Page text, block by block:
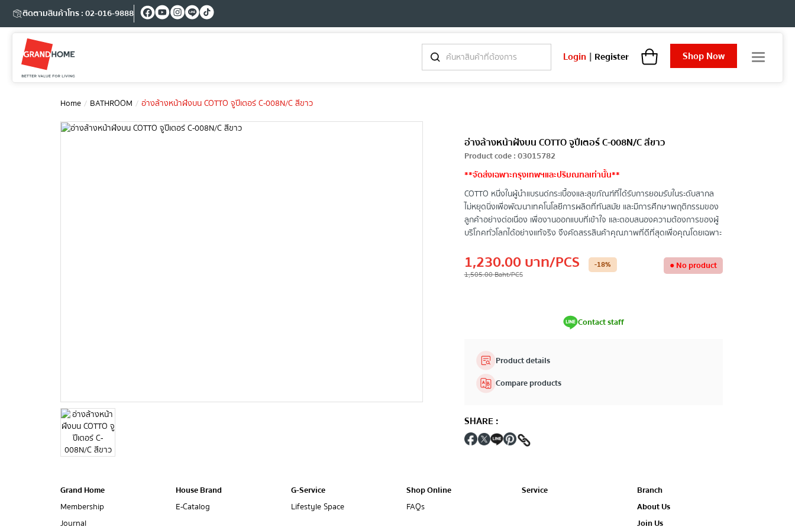
ติดตามสินค้าโทร : 02-016-9888
Login | Register Shop Now
T
g
Home BATHROOM อ่างล้างหน้าฝังบน COTTO จูปีเตอร์ C-008N/C สีขาว
อ่างล้างหน้าฝังบน COTTO จูปีเตอร์ C-008N/C สีขาว
Product code:03015782
**จัดส่งเฉพาะกรุงเทพฯและปริมณฑลเท่านั้น**
COTTO หนึ่งในผู้นำแบรนด์กระเบื้องและสุขภัณฑ์ที่ได้รับการยอมรับในระดับสากล
ไม่หยุดนิ่งเพื่อพัฒนาเทคโนโลยีการผลิตที่ทันสมัย และมีการศึกษาพฤติกรรมของ
ลูกค้าอย่างต่อเนื่อง เพื่องานออกแบบที่เข้าใจ และตอบสนองความต้องการของผู้
บริโภคทั่วโลกได้อย่างแท้จริง จึงคัดสรรสินค้าคุณภาพที่ดีที่สุดเพื่อคุณโดยเฉพาะ
1,230.00บาท/PCS
1,505.00Baht/PCS
-18% ●No product
Contact staff
Product details
Compare products
SHARE:
Grand Home
Membership
Journal
House Brand
E-Catalog
G-Service
Lifestyle Space
Shop Online
FAQs
Service
Branch
About Us
Join Us